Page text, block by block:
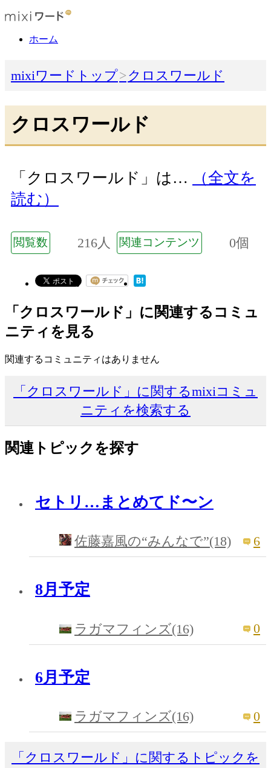
ホーム
mixiワードトップ クロスワールド
クロスワールド
「クロスワールド」は…
（全文を
読む）
閲覧数 216人 関連コンテンツ 0個
「クロスワールド」に関連するコミュ
ニティを見る
関連するコミュニティはありません
「クロスワールド」に関するmixiコミュ
ニティを検索する
関連トピックを探す
セトリ…まとめてド〜ン
佐藤嘉風の“みんなで”(18) 6
8月予定
ラガマフィンズ(16) 0
6月予定
ラガマフィンズ(16) 0
「クロスワールド」に関するトピックを